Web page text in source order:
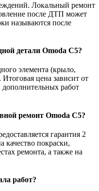
Локальный ремонт
после ДТП может
называются после
детали Omoda C5?
элемента (крыло,
цена зависит от
работ
ремонт Omoda C5?
гарантия 2
качество покраски,
ремонта, а также на
работ?